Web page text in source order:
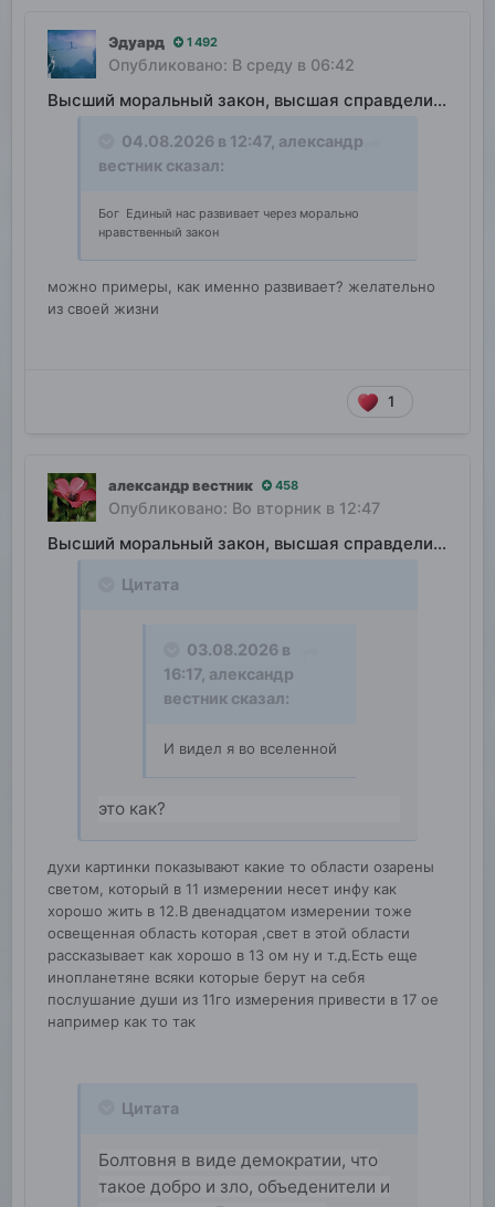
Эдуард 1 492
Опубликовано: В среду в 06:42
Высший моральный закон, высшая справделивость
04.08.2026 в 12:47, александр
вестник сказал:
Бог Единый нас развивает через морально
нравственный закон
можно примеры, как именно развивает? желательно
из своей жизни
1
александр вестник 458
Опубликовано: Во вторник в 12:47
Высший моральный закон, высшая справделивость
Цитата
03.08.2026 в
16:17, александр
вестник сказал:
И видел я во вселенной
это как?
духи картинки показывают какие то области озарены
светом, который в 11 измерении несет инфу как
хорошо жить в 12.В двенадцатом измерении тоже
освещенная область которая ,свет в этой области
рассказывает как хорошо в 13 ом ну и т.д.Есть еще
инопланетяне всяки которые берут на себя
послушание души из 11го измерения привести в 17 ое
например как то так
Цитата
Болтовня в виде демократии, что
такое добро и зло, объеденители и